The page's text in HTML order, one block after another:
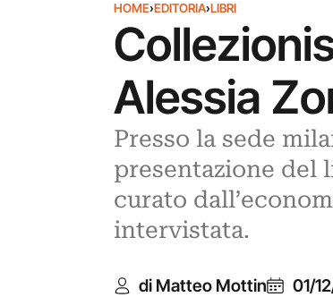
HOME›EDITORIA›LIBRI
Alessia
Presso la sede
presentazione del
curato
intervistata.
di Matteo Mottin 01/